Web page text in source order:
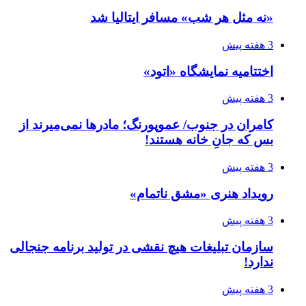
«نه مثل هر شب» مسافر ایتالیا شد
3 هفته پیش
اختتامیه نمایشگاه «اتود»
3 هفته پیش
کامران در جنوب/ عموپورنگ؛ مادرها نمی‌میرند از
بس که جانِ خانه هستند!
3 هفته پیش
رویداد هنری «مشق ناتمام»
3 هفته پیش
سازمان تبلیغات هیچ نقشی در تولید برنامه جنجالی
ندارد!
3 هفته پیش